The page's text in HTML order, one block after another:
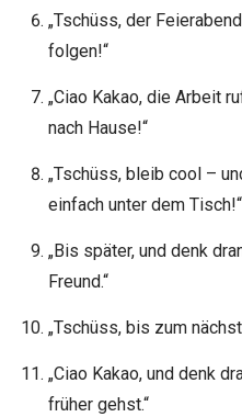
„Tschüss, der
folgen!“
„Ciao Kakao, die Arbeit
nach Hause!“
„Tschüss, bleib cool –
einfach unter dem Tisch!“
„Bis später, und denk
Freund.“
„Tschüss, bis zum
„Ciao Kakao, und denk
früher gehst.“